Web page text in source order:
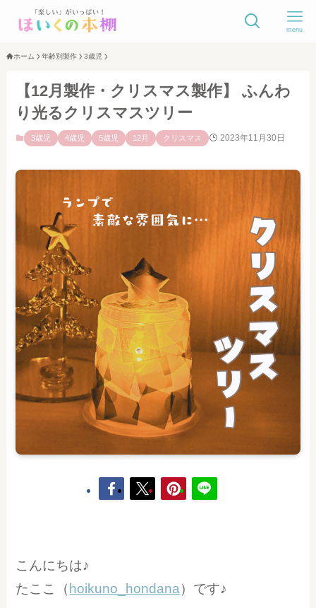
menu
ホーム 年齢別製作 3歳児
【12月製作・クリスマス製作】 ふんわ
り光るクリスマスツリー
3歳児 4歳児 5歳児 12月 クリスマス 2023年11月30日
こんにちは♪
たここ（hoikuno_hondana）です♪